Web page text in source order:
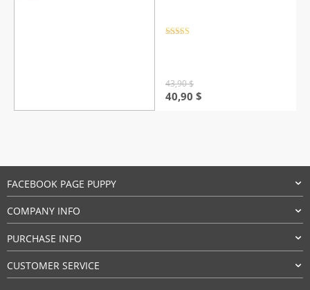
43,90$
Original
40,90 $
FACEBOOK PAGE PUPPY
COMPANY INFO
PURCHASE INFO
CUSTOMER SERVICE